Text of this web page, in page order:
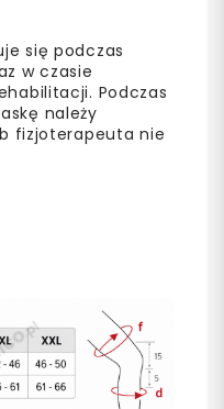
się podczas
w czasie
Podczas
należy
fizjoterapeuta nie